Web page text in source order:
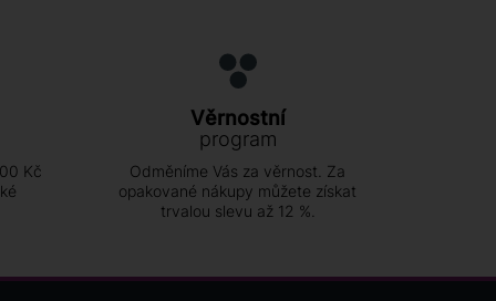
Kč
Věrnostní
program
Odměníme Vás za věrnost. Za
opakované nákupy můžete získat
trvalou slevu až 12 %.